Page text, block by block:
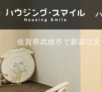
佐賀県武雄市で新築注